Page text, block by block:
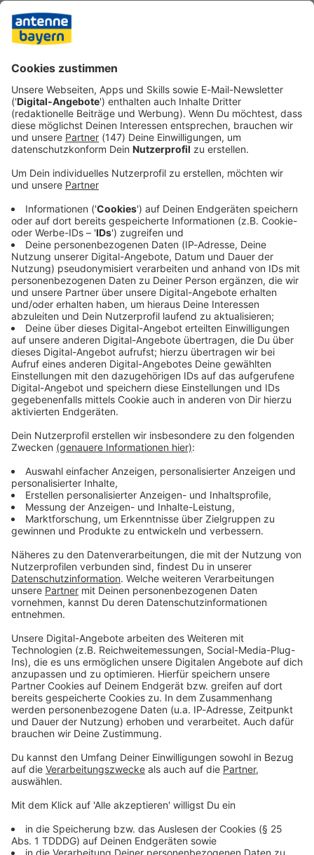
Immer auf dem Laufenden
bleiben!
Verpass' nichts mehr - mit unserem kostenlosen
ANTENNE BAYERN Newsletter. Ob Nachrichten,
Lifestyle oder unsere neuesten Aktionen - wir
informieren dich.
Zum Newsletter anmelden
Du möchtest uns etwas sagen?
Studio Hotline
Kontaktformular
Sprachnachricht
© dpa-infocom, dpa:260630-930-308432/1
Bayern